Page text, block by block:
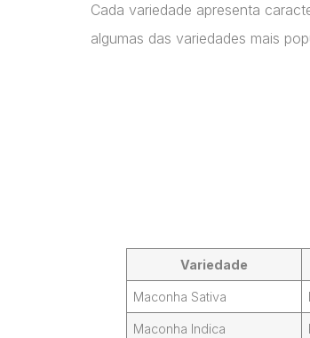
Cada variedade apresenta
algumas das variedades mais
Variedade
Maconha Sativa
Maconha Indica